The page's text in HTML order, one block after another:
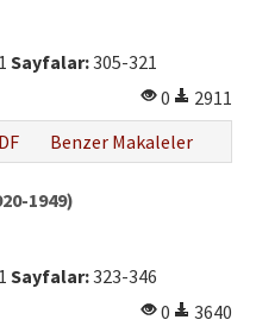
Sayfalar:305-321
0
2911
Benzer Makaleler
1949)
Sayfalar:323-346
0
3640